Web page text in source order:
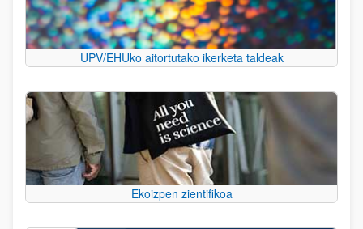
UPV/EHUko aitortutako ikerketa taldeak
Ekoizpen zientifikoa